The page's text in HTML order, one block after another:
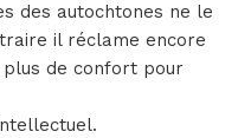
des autochtones ne le
il réclame encore
de confort pour